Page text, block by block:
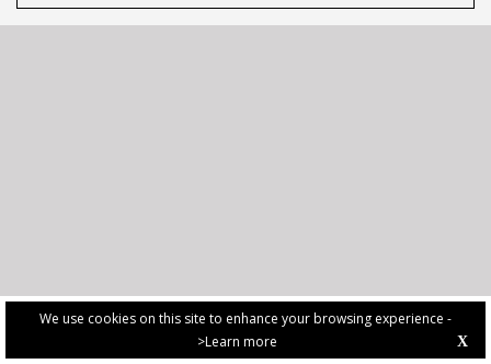
We use cookies on this site to enhance your browsing experience -
>Learn more
X